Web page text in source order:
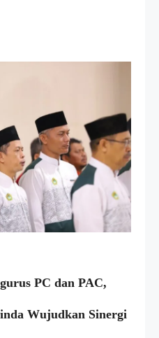
PC dan PAC,
Wujudkan Sinergi